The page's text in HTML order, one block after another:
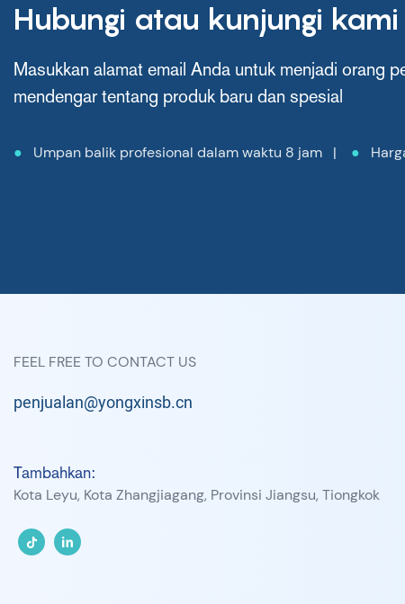
Hubungi atau kunjungi kami
Masukkan alamat email Anda untuk menjadi orang
mendengar tentang produk baru dan spesial
● Umpan balik profesional dalam waktu 8 jam | ●
FEEL FREE TO CONTACT US
penjualan@yongxinsb.cn
Tambahkan:
Kota Leyu, Kota Zhangjiagang, Provinsi Jiangsu, Tiongkok